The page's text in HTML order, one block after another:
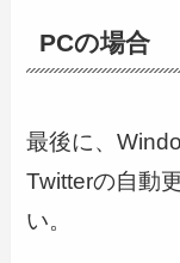
PCの場合
最後に、
Twitterの自動
い。